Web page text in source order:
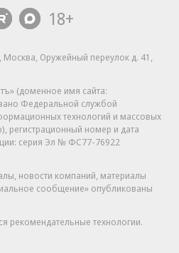
18+
Оружейный переулок д. 41,
(доменное имя сайта:
Федеральной службой
технологий и массовых
регистрационный номер и дата
серия Эл № ФС77-76922
новости компаний, материалы
сообщение» опубликованы
рекомендательные технологии.